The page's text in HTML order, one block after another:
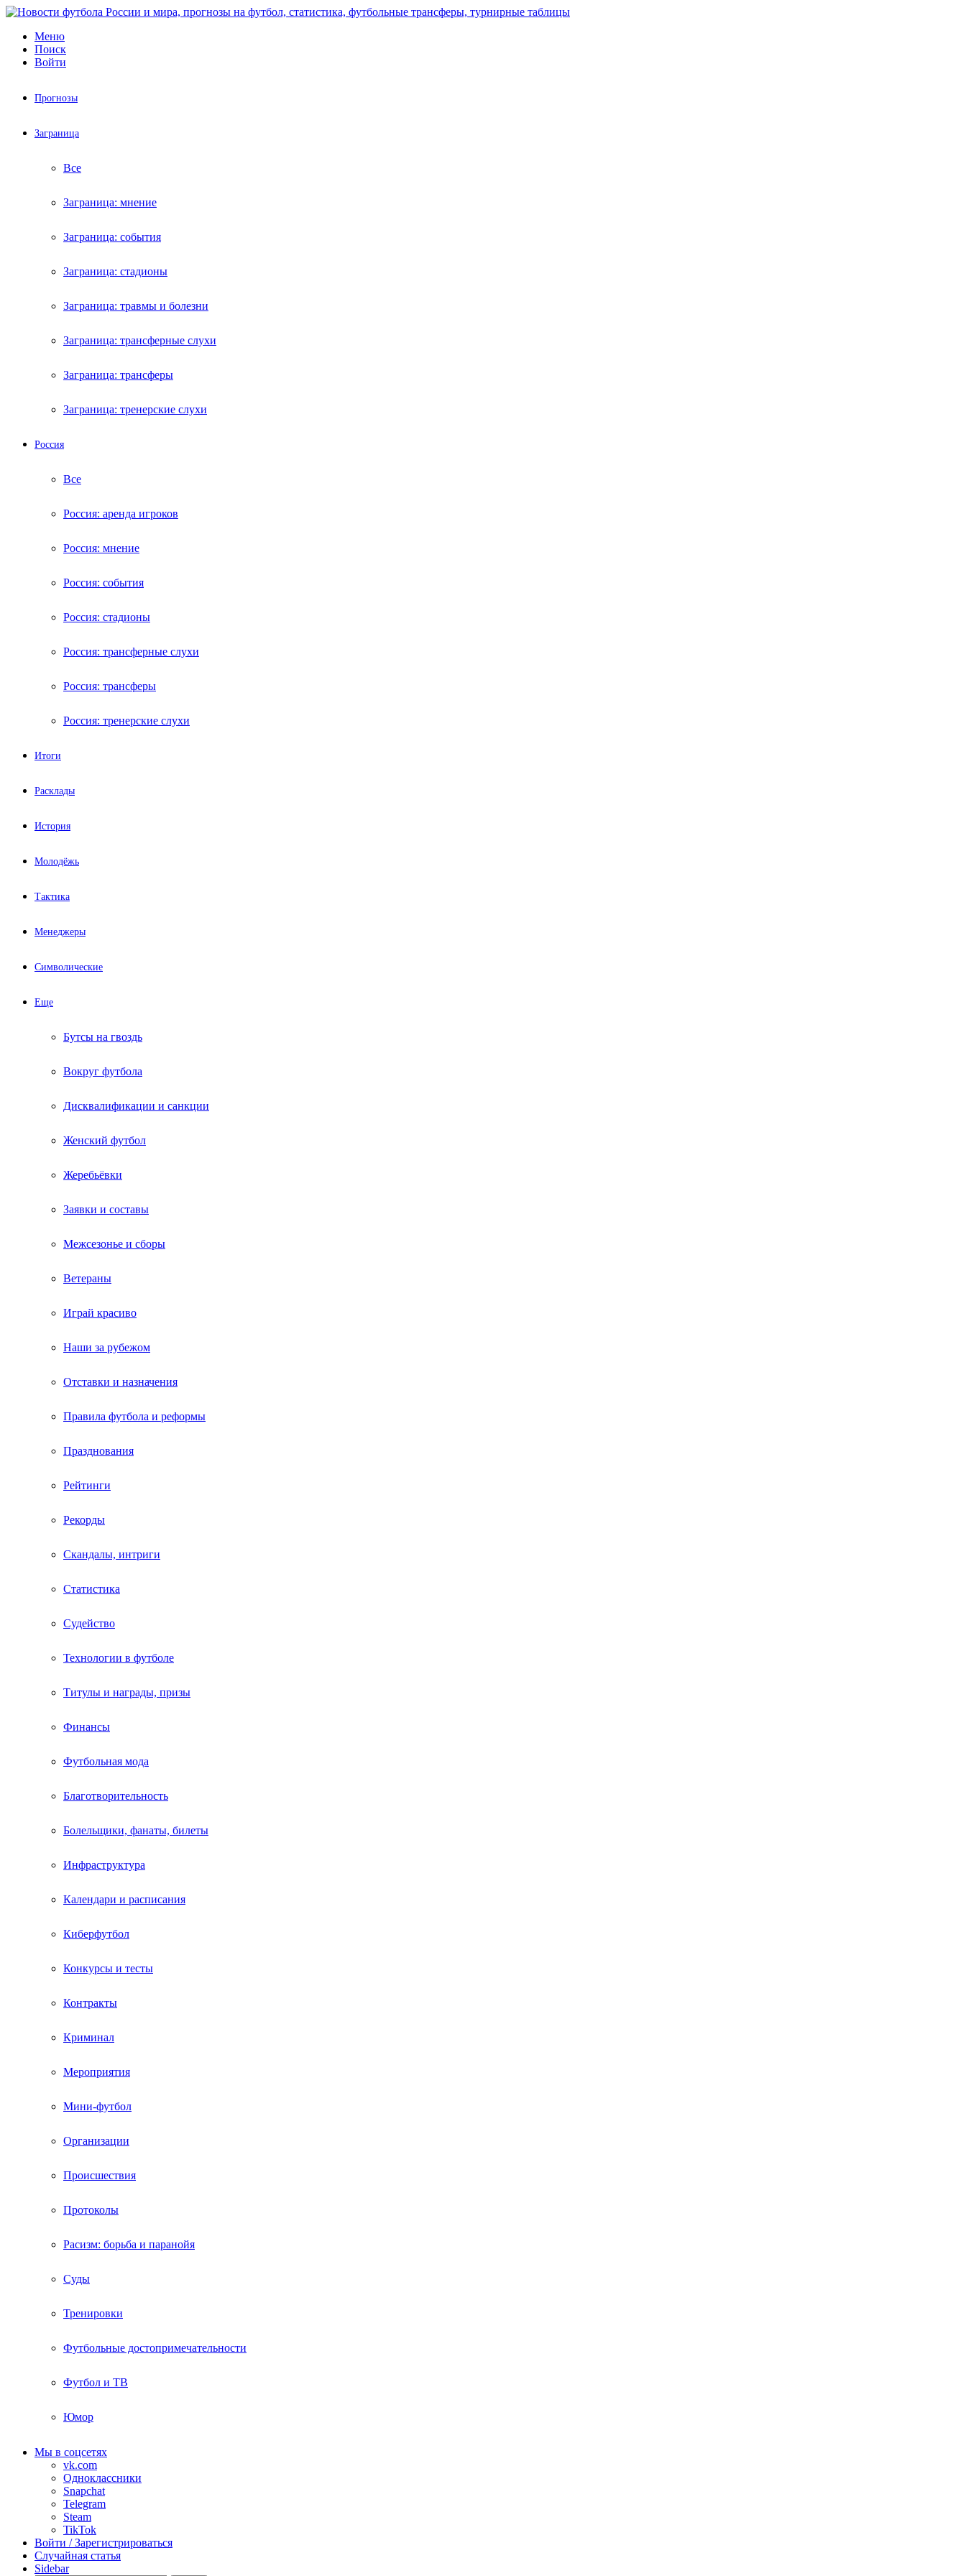
Меню
Поиск
Войти
Прогнозы
Заграница
Все
Заграница: мнение
Заграница: события
Заграница: стадионы
Заграница: травмы и болезни
Заграница: трансферные слухи
Заграница: трансферы
Заграница: тренерские слухи
Россия
Все
Россия: аренда игроков
Россия: мнение
Россия: события
Россия: стадионы
Россия: трансферные слухи
Россия: трансферы
Россия: тренерские слухи
Итоги
Расклады
История
Молодёжь
Тактика
Менеджеры
Символические
Еще
Бутсы на гвоздь
Вокруг футбола
Дисквалификации и санкции
Женский футбол
Жеребьёвки
Заявки и составы
Межсезонье и сборы
Ветераны
Играй красиво
Наши за рубежом
Отставки и назначения
Правила футбола и реформы
Празднования
Рейтинги
Рекорды
Скандалы, интриги
Статистика
Судейство
Технологии в футболе
Титулы и награды, призы
Финансы
Футбольная мода
Благотворительность
Болельщики, фанаты, билеты
Инфраструктура
Календари и расписания
Киберфутбол
Конкурсы и тесты
Контракты
Криминал
Мероприятия
Мини-футбол
Организации
Происшествия
Протоколы
Расизм: борьба и паранойя
Суды
Тренировки
Футбольные достопримечательности
Футбол и ТВ
Юмор
Мы в соцсетях
vk.com
Одноклассники
Snapchat
Telegram
Steam
TikTok
Войти / Зарегистрироваться
Случайная статья
Sidebar